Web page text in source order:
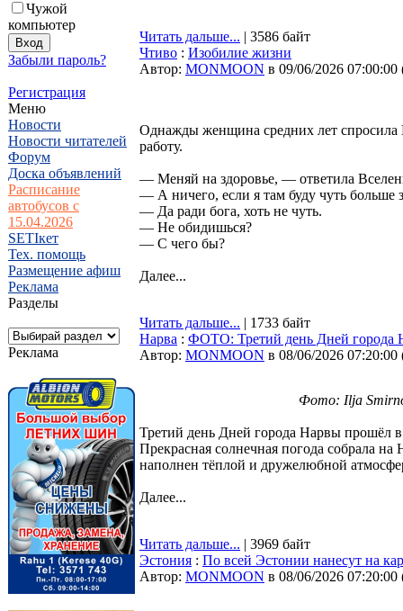
Чужой
компьютер
Забыли пароль?
Регистрация
Меню
Новости
Новости читателей
Форум
Доска объявлений
Расписание
автобусов с
15.04.2026
SETIкет
Тех. помощь
Размещение афиш
Реклама
Разделы
Реклама
Читать дальше... | 3586 байт
Чтиво : Изобилие жизни
Автор: MONMOON в 09/06/2026 07:00:00
Однажды женщина средних лет
работу.
— Меняй на здоровье, — ответила
— А ничего, если я там буду чуть больше
— Да ради бога, хоть не чуть.
— Не обидишься?
— С чего бы?
Далее...
Читать дальше... | 1733 байт
Нарва : ФОТО: Третий день Дней города
Автор: MONMOON в 08/06/2026 07:20:00
Фото: Ilja
Третий день Дней города Нарвы прошёл
Прекрасная солнечная погода собрала
наполнен тёплой и дружелюбной
Далее...
Читать дальше... | 3969 байт
Эстония : По всей Эстонии нанесут на
Автор: MONMOON в 08/06/2026 07:20:00